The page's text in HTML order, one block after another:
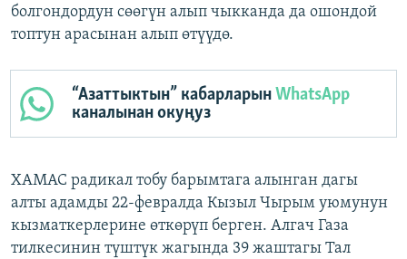
болгондордун сөөгүн алып чыкканда да ошондой
топтун арасынан алып өтүүдө.
“Азаттыктын” кабарларынWhatsApp
каналынан окуңуз
ХАМАС радикал тобу барымтага алынган дагы
алты адамды 22-февралда Кызыл Чырым уюмунун
кызматкерлерине өткөрүп берген. Алгач Газа
тилкесинин түштүк жагында 39 жаштагы Тал